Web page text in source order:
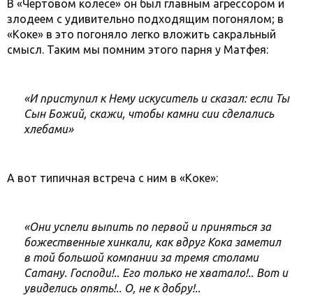
В «Чертовом колесе» он был главным агрессором и
злодеем с удивительно подходящим погонялом; в
«Коке» в это погоняло легко вложить сакральный
смысл. Таким мы помним этого парня у Матфея:
«И приступил к Нему искуситель и сказал: если Ты
Сын Божий, скажи, чтобы камни сии сделались
хлебами»
А вот типичная встреча с ним в «Коке»:
«Они успели выпить по первой и приняться за
божественные хинкали, как вдруг Кока заметил
в той большой компании за тремя столами
Сатану. Господи!.. Его только не хватало!.. Вот и
увиделись опять!.. О, не к добру!..